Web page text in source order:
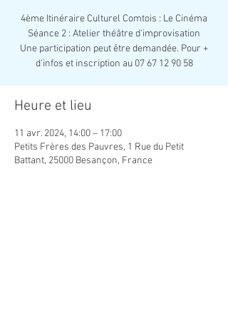
4ème Itinéraire Culturel Comtois : Le Cinéma
Séance 2 : Atelier théâtre d'improvisation
Une participation peut être demandée. Pour +
d'infos et inscription au 07 67 12 90 58
Heure et lieu
11 avr. 2024, 14:00 – 17:00
Petits Frères des Pauvres, 1 Rue du Petit
Battant, 25000 Besançon, France